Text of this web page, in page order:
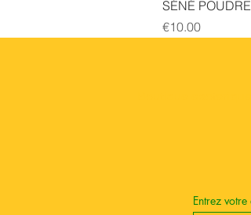
SÉNÉ
Price
€10.00
Entrez